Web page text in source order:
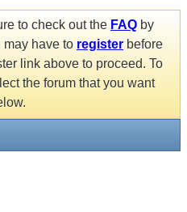
to check out the FAQ by
have to register before
link above to proceed. To
the forum that you want